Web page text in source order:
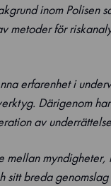
inom Polisen
metoder för
erfarenhet i
Därigenom
av
breda